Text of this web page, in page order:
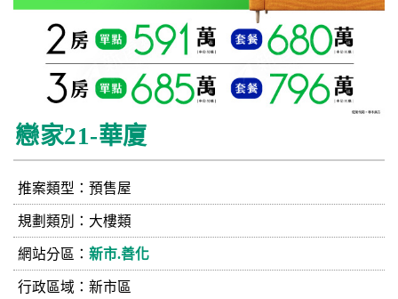
戀家21-華廈
推案類型：預售屋
規劃類別：大樓類
網站分區： 新市.善化
行政區域：新市區